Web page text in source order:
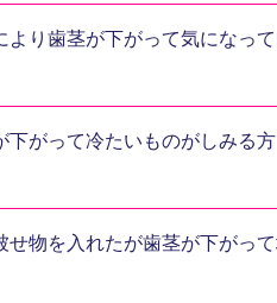
より歯茎が下がって気になっ
下がって冷たいものがしみる方
せ物を入れたが歯茎が下がっ